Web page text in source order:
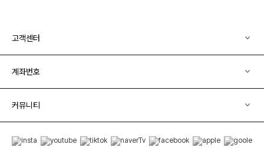
고객센터
계좌번호
커뮤니티